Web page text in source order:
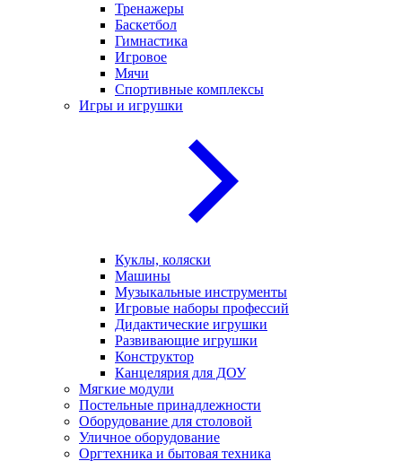
Тренажеры
Баскетбол
Гимнастика
Игровое
Мячи
Спортивные комплексы
Игры и игрушки
Куклы, коляски
Машины
Музыкальные инструменты
Игровые наборы профессий
Дидактические игрушки
Развивающие игрушки
Конструктор
Канцелярия для ДОУ
Мягкие модули
Постельные принадлежности
Оборудование для столовой
Уличное оборудование
Оргтехника и бытовая техника